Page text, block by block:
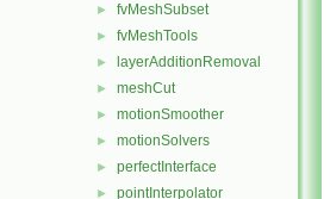
► fvMeshSubset
► fvMeshTools
► layerAdditionRemoval
► meshCut
► motionSmoother
► motionSolvers
► perfectInterface
► pointInterpolator